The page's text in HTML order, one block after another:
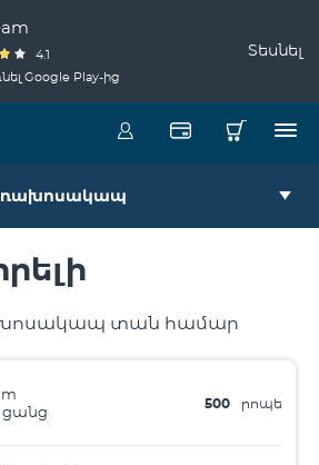
4.1
Google Play-ից
Տեսնել
տան համար
ցանց
500 րոպե